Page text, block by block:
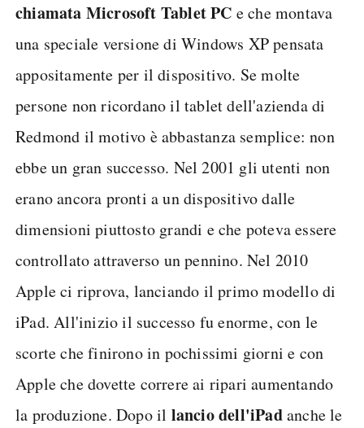
chiamata Microsoft Tablet PC e che montava
una speciale versione di Windows XP pensata
appositamente per il dispositivo. Se molte
persone non ricordano il tablet dell'azienda di
Redmond il motivo è abbastanza semplice: non
ebbe un gran successo. Nel 2001 gli utenti non
erano ancora pronti a un dispositivo dalle
dimensioni piuttosto grandi e che poteva essere
controllato attraverso un pennino. Nel 2010
Apple ci riprova, lanciando il primo modello di
iPad. All'inizio il successo fu enorme, con le
scorte che finirono in pochissimi giorni e con
Apple che dovette correre ai ripari aumentando
la produzione. Dopo il lancio dell'iPadanche le